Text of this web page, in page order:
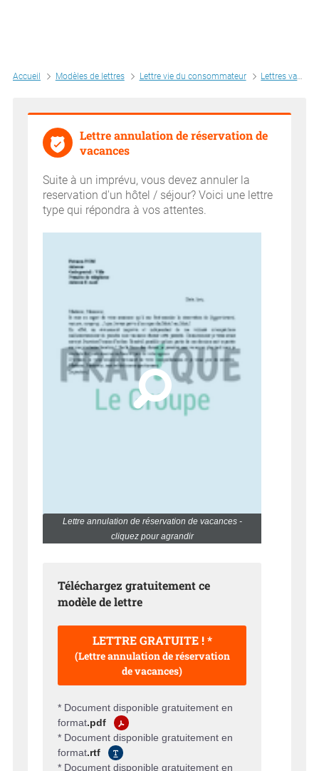
Accueil Modèles de lettres Lettre vie du consommateur Lettres vacances - voyage
Lettre annulation de réservation de
vacances
Suite à un imprévu, vous devez annuler la
reservation d'un hôtel / séjour? Voici une lettre
type qui répondra à vos attentes.
Lettre annulation de réservation de vacances -
cliquez pour agrandir
Téléchargez gratuitement ce
modèle de lettre
LETTRE GRATUITE ! *
(Lettre annulation de réservation
de vacances)
* Document disponible gratuitement en
format.pdf
* Document disponible gratuitement en
format.rtf
* Document disponible gratuitement en